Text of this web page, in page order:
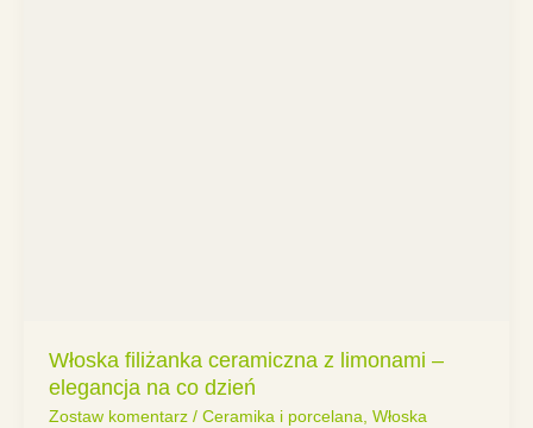
Włoska filiżanka ceramiczna z limonami –
elegancja na co dzień
Zostaw komentarz / Ceramika i porcelana Włoska